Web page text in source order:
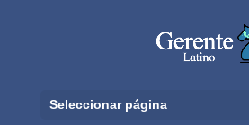
Seleccionar página